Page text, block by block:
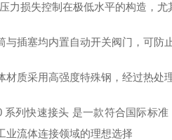
力损失控制在极低水平的构造，
与插塞均内置自动开关阀门，可防
材质采用高强度特殊钢，经过热处
系列快速接头 是一款符合国际标
业流体连接领域的理想选择